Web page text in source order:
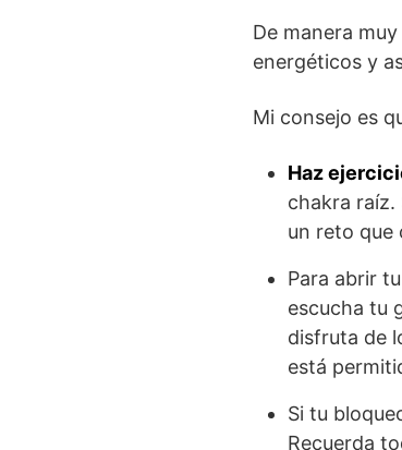
De manera
energéticos y
Mi consejo es
Haz
chakra raíz.
un reto que
Para abrir
escucha tu
disfruta de
está
Si tu
Recuerda